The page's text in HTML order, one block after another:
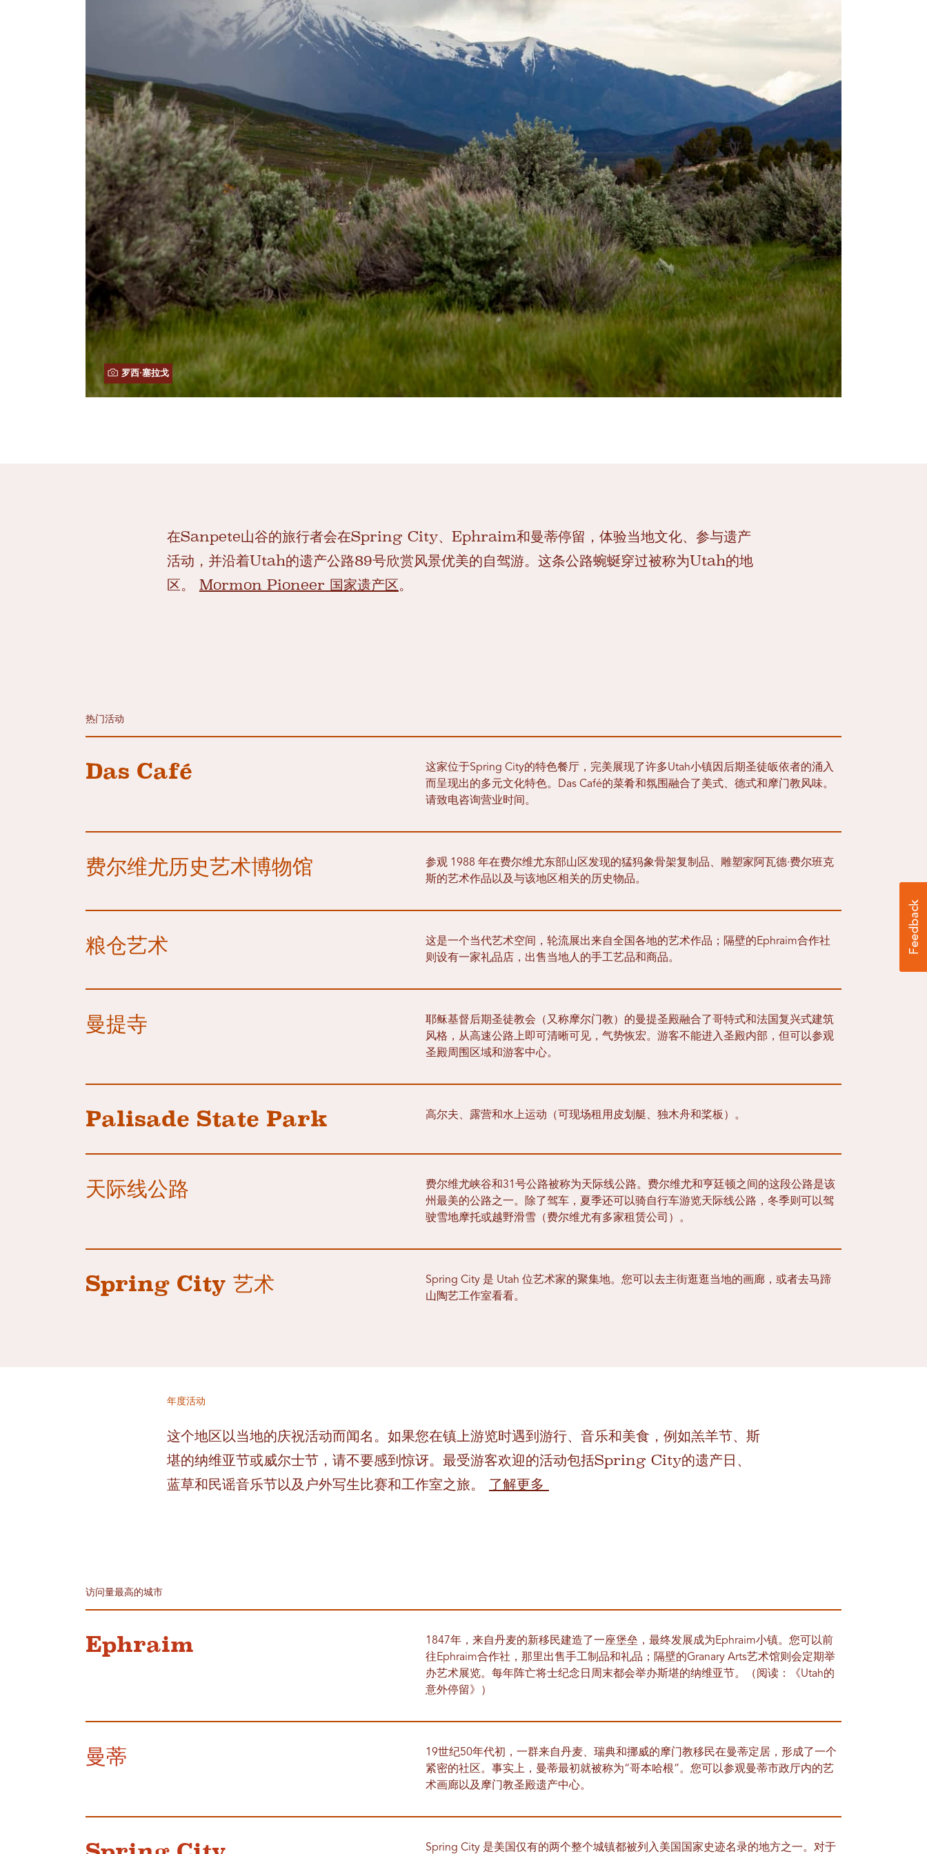
罗西·塞拉戈
在Sanpete山谷的旅行者会在Spring City、Ephraim和曼蒂停留，体验当地文化、参与遗产
活动，并沿着Utah的遗产公路89号欣赏风景优美的自驾游。这条公路蜿蜒穿过被称为Utah的地
区。 Mormon Pioneer 国家遗产区。
热门活动
Das Café
这家位于Spring City的特色餐厅，完美展现了许多Utah小镇因后期圣徒皈依者的涌入
而呈现出的多元文化特色。Das Café的菜肴和氛围融合了美式、德式和摩门教风味。
请致电咨询营业时间。
费尔维尤历史艺术博物馆
参观 1988 年在费尔维尤东部山区发现的猛犸象骨架复制品、雕塑家阿瓦德·费尔班克
斯的艺术作品以及与该地区相关的历史物品。
粮仓艺术
这是一个当代艺术空间，轮流展出来自全国各地的艺术作品；隔壁的Ephraim合作社
则设有一家礼品店，出售当地人的手工艺品和商品。
曼提寺
耶稣基督后期圣徒教会（又称摩尔门教）的曼提圣殿融合了哥特式和法国复兴式建筑
风格，从高速公路上即可清晰可见，气势恢宏。游客不能进入圣殿内部，但可以参观
圣殿周围区域和游客中心。
Palisade State Park 高尔夫、露营和水上运动（可现场租用皮划艇、独木舟和桨板）。
天际线公路
费尔维尤峡谷和31号公路被称为天际线公路。费尔维尤和亨廷顿之间的这段公路是该
州最美的公路之一。除了驾车，夏季还可以骑自行车游览天际线公路，冬季则可以驾
驶雪地摩托或越野滑雪（费尔维尤有多家租赁公司）。
Spring City 艺术
Spring City 是 Utah 位艺术家的聚集地。您可以去主街逛逛当地的画廊，或者去马蹄
山陶艺工作室看看。
年度活动
这个地区以当地的庆祝活动而闻名。如果您在镇上游览时遇到游行、音乐和美食，例如羔羊节、斯
堪的纳维亚节或威尔士节，请不要感到惊讶。最受游客欢迎的活动包括Spring City的遗产日、
蓝草和民谣音乐节以及户外写生比赛和工作室之旅。 了解更多
访问量最高的城市
Ephraim
1847年，来自丹麦的新移民建造了一座堡垒，最终发展成为Ephraim小镇。您可以前
往Ephraim合作社，那里出售手工制品和礼品；隔壁的Granary Arts艺术馆则会定期举
办艺术展览。每年阵亡将士纪念日周末都会举办斯堪的纳维亚节。（阅读：《Utah的
意外停留》）
曼蒂
19世纪50年代初，一群来自丹麦、瑞典和挪威的摩门教移民在曼蒂定居，形成了一个
紧密的社区。事实上，曼蒂最初就被称为“哥本哈根”。您可以参观曼蒂市政厅内的艺
术画廊以及摩门教圣殿遗产中心。
Spring City 是美国仅有的两个整个城镇都被列入美国国家史迹名录的地方之一。对于